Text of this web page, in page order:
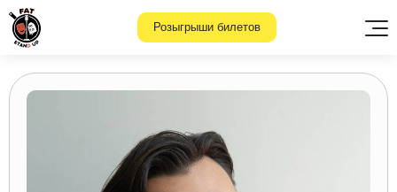
Розыгрыши билетов